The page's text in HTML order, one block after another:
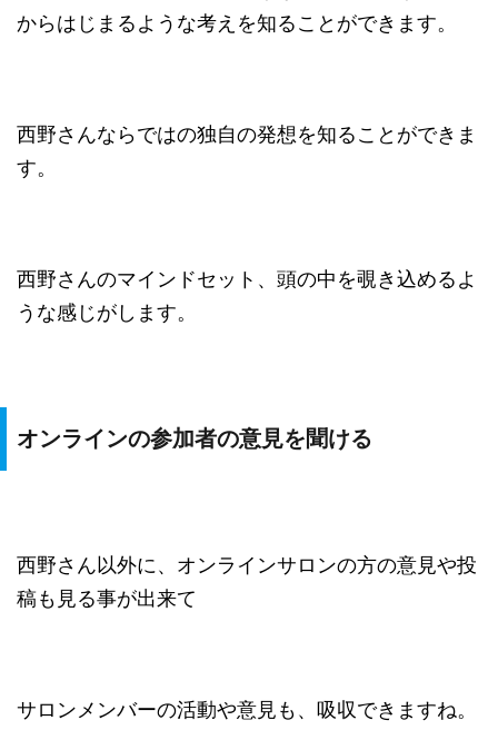
からはじまるような考えを知ることができます。
西野さんならではの独自の発想を知ることができま
す。
西野さんのマインドセット、頭の中を覗き込めるよ
うな感じがします。
オンラインの参加者の意見を聞ける
西野さん以外に、オンラインサロンの方の意見や投
稿も見る事が出来て
サロンメンバーの活動や意見も、吸収できますね。